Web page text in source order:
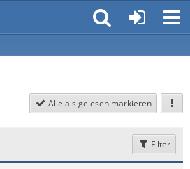
Alle als gelesen markieren
Filter